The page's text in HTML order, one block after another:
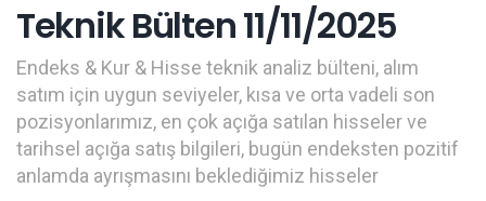
Teknik Bülten 11/11/2025
Endeks & Kur & Hisse teknik analiz bülteni, alım
satım için uygun seviyeler, kısa ve orta vadeli son
pozisyonlarımız, en çok açığa satılan hisseler ve
tarihsel açığa satış bilgileri, bugün endeksten pozitif
anlamda ayrışmasını beklediğimiz hisseler